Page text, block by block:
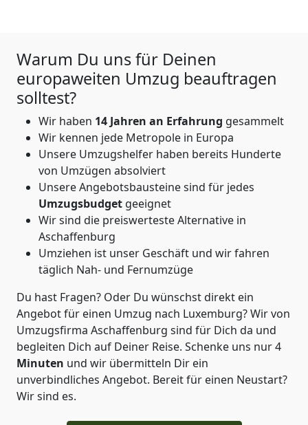
Warum Du uns für Deinen
europaweiten Umzug beauftragen
solltest?
Wir haben 14 Jahren an Erfahrung gesammelt
Wir kennen jede Metropole in Europa
Unsere Umzugshelfer haben bereits Hunderte
von Umzügen absolviert
Unsere Angebotsbausteine sind für jedes
Umzugsbudget geeignet
Wir sind die preiswerteste Alternative in
Aschaffenburg
Umziehen ist unser Geschäft und wir fahren
täglich Nah- und Fernumzüge
Du hast Fragen? Oder Du wünschst direkt ein
Angebot für einen Umzug nach Luxemburg? Wir von
Umzugsfirma Aschaffenburg sind für Dich da und
begleiten Dich auf Deiner Reise. Schenke uns nur4
Minuten und wir übermitteln Dir ein
unverbindliches Angebot. Bereit für einen Neustart?
Wir sind es.